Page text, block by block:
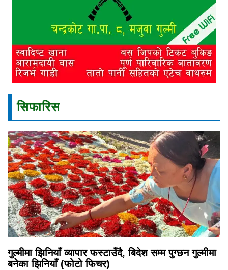
सिफारिस
गुल्मीमा झिनियाँ व्यापार फस्टाउँदै, बिदेश सम्म पुग्छन गुल्मीमा
बनेका झिनियाँ (फोटो फिचर)